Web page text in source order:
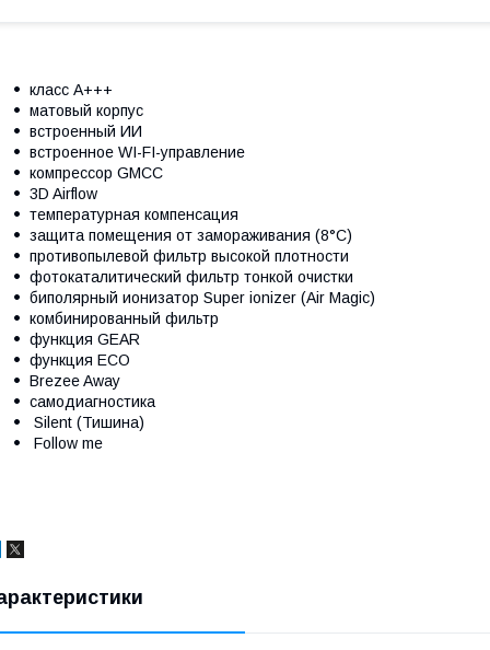
класс А+++
матовый корпус
встроенный ИИ
встроенное WI-FI-управление
компрессор GMCC
3D Airflow
температурная компенсация
защита помещения от замораживания (8°С)
противопылевой фильтр высокой плотности
фотокаталитический фильтр тонкой очистки
биполярный ионизатор Super ionizer (Air Magic)
комбинированный фильтр
функция GEAR
функция ECO
Brezee Away
самодиагностика
Silent (Тишина)
Follow me